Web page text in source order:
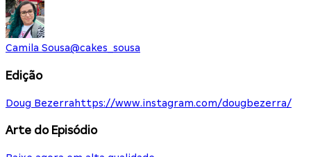
Camila Sousa@cakes_sousa
Edição
Doug Bezerra https://www.instagram.com/dougbezerra/
Arte do Episódio